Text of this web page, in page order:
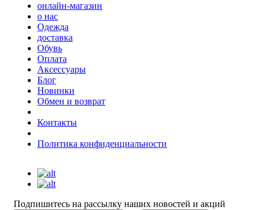
онлайн-магазин
о нас
Одежда
доставка
Обувь
Оплата
Аксессуары
Блог
Новинки
Обмен и возврат
Контакты
Политика конфиденциальности
Подпишитесь на рассылку наших новостей и акций